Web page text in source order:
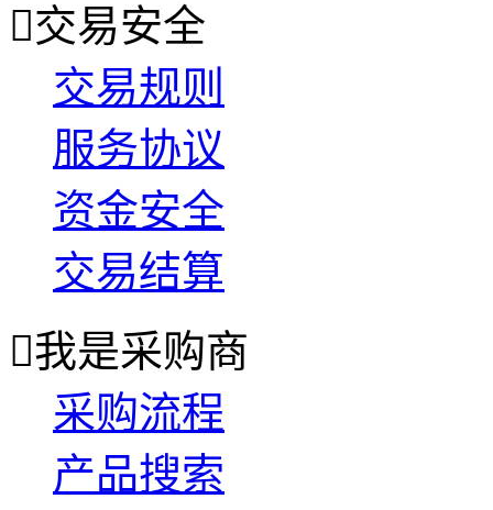
交易安全
交易规则
服务协议
资金安全
交易结算
我是采购商
采购流程
产品搜索